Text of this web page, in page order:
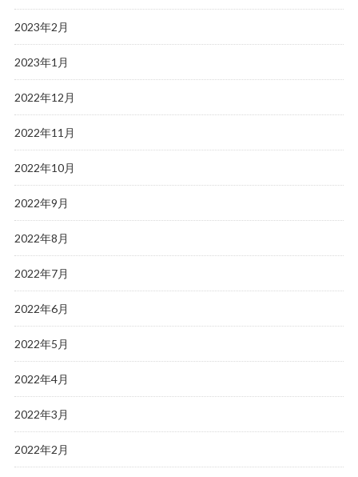
2023年2月
2023年1月
2022年12月
2022年11月
2022年10月
2022年9月
2022年8月
2022年7月
2022年6月
2022年5月
2022年4月
2022年3月
2022年2月